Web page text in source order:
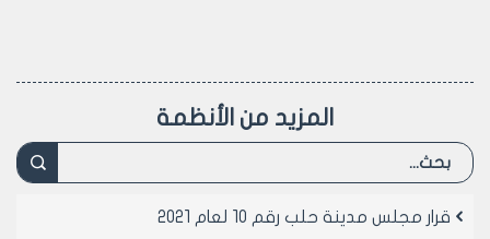
الصديق.
في الشوارع التالية:
المزيد من الأنظمة
قرار مجلس مدينة حلب رقم 10 لعام 2021